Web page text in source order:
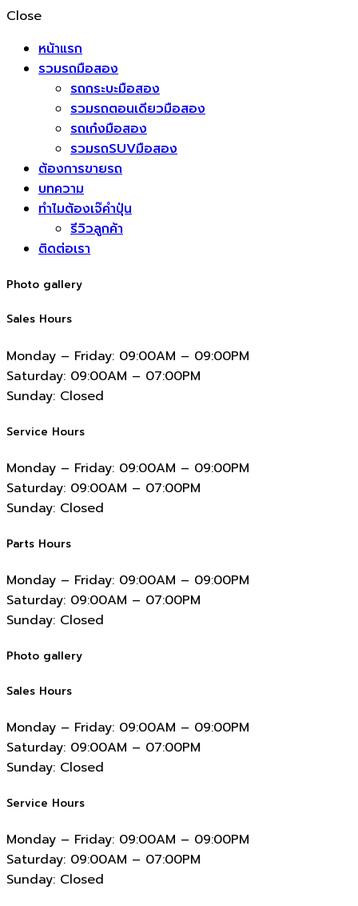
Close
หน้าแรก
รวมรถมือสอง
รถกระบะมือสอง
รวมรถตอนเดียวมือสอง
รถเก๋งมือสอง
รวมรถSUVมือสอง
ต้องการขายรถ
บทความ
ทำไมต้องเจ๊คำปุ่น
รีวิวลูกค้า
ติดต่อเรา
Photo gallery
Sales Hours
Monday – Friday: 09:00AM – 09:00PM
Saturday: 09:00AM – 07:00PM
Sunday: Closed
Service Hours
Monday – Friday: 09:00AM – 09:00PM
Saturday: 09:00AM – 07:00PM
Sunday: Closed
Parts Hours
Monday – Friday: 09:00AM – 09:00PM
Saturday: 09:00AM – 07:00PM
Sunday: Closed
Photo gallery
Sales Hours
Monday – Friday: 09:00AM – 09:00PM
Saturday: 09:00AM – 07:00PM
Sunday: Closed
Service Hours
Monday – Friday: 09:00AM – 09:00PM
Saturday: 09:00AM – 07:00PM
Sunday: Closed